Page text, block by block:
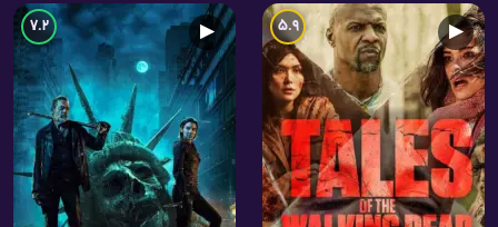
▶
5.9
▶
7.2